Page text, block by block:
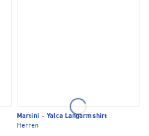
Martini · Yalca Langarmshirt
Herren